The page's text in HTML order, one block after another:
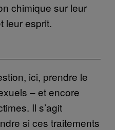
chimique sur leur
leur esprit.
ici, prendre le
– et encore
Il s’agit
si ces traitements